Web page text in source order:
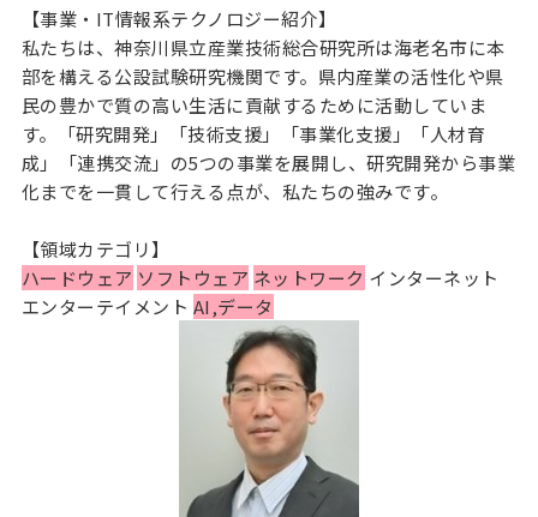
【事業・IT情報系テクノロジー紹介】
私たちは、神奈川県立産業技術総合研究所は海老名市に本
部を構える公設試験研究機関です。県内産業の活性化や県
民の豊かで質の高い生活に貢献するために活動していま
す。「研究開発」「技術支援」「事業化支援」「人材育
成」「連携交流」の5つの事業を展開し、研究開発から事業
化までを一貫して行える点が、私たちの強みです。
【領域カテゴリ】
ハードウェア ソフトウェア ネットワーク インターネット
エンターテイメント AI,データ